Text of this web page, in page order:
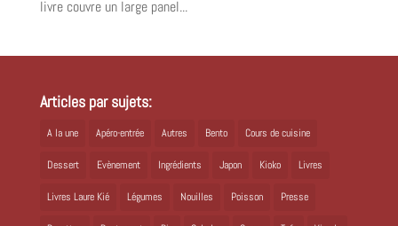
livre couvre un large panel...
Articles par sujets:
A la une Apéro-entrée Autres Bento Cours de cuisine
Dessert Evènement Ingrédients Japon Kioko Livres
Livres Laure Kié Légumes Nouilles Poisson Presse